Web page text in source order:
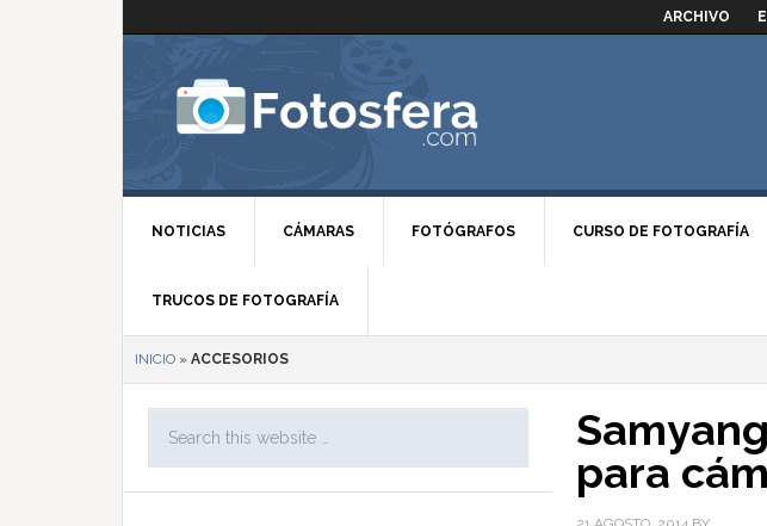
ARCHIVO
NOTICIAS CÁMARAS FOTÓGRAFOS CURSO DE FOTOGRAFÍA
TRUCOS DE FOTOGRAFÍA
INICIO » ACCESORIOS
para